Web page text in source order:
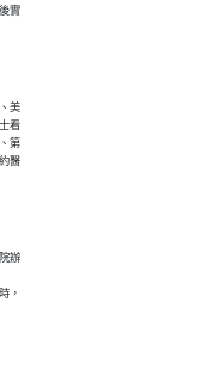
實
美
看
第
醫
辦
，